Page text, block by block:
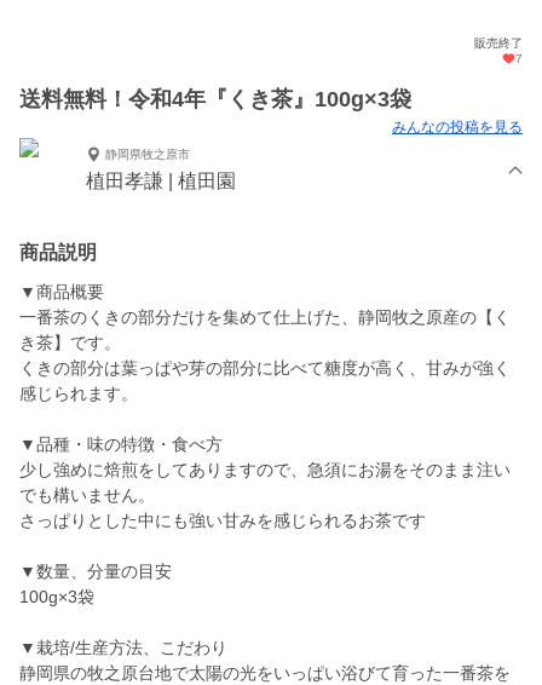
販売終了
7
送料無料！令和4年『くき茶』100g×3袋
みんなの投稿を見る
静岡県牧之原市
植田孝謙 | 植田園
商品説明
▼商品概要
一番茶のくきの部分だけを集めて仕上げた、静岡牧之原産の【く
き茶】です。
くきの部分は葉っぱや芽の部分に比べて糖度が高く、甘みが強く
感じられます。
▼品種・味の特徴・食べ方
少し強めに焙煎をしてありますので、急須にお湯をそのまま注い
でも構いません。
さっぱりとした中にも強い甘みを感じられるお茶です
▼数量、分量の目安
100g×3袋
▼栽培/生産方法、こだわり
静岡県の牧之原台地で太陽の光をいっぱい浴びて育った一番茶を